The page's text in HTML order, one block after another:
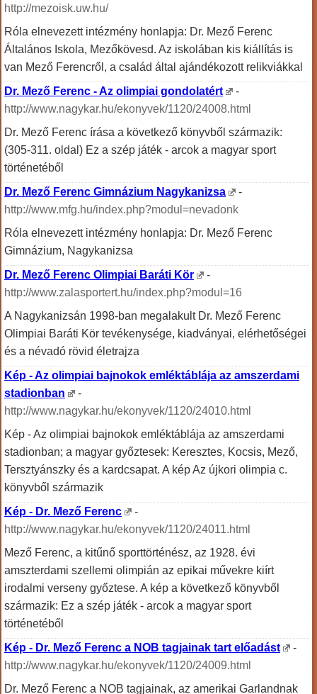
http://mezoisk.uw.hu/
Róla elnevezett intézmény honlapja: Dr. Mező Ferenc
Általános Iskola, Mezőkövesd. Az iskolában kis kiállítás is
van Mező Ferencről, a család által ajándékozott relikviákkal
Dr. Mező Ferenc - Az olimpiai gondolatért
-
http://www.nagykar.hu/ekonyvek/1120/24008.html
Dr. Mező Ferenc írása a következő könyvből származik:
(305-311. oldal) Ez a szép játék - arcok a magyar sport
történetéből
Dr. Mező Ferenc Gimnázium Nagykanizsa
-
http://www.mfg.hu/index.php?modul=nevadonk
Róla elnevezett intézmény honlapja: Dr. Mező Ferenc
Gimnázium, Nagykanizsa
Dr. Mező Ferenc Olimpiai Baráti Kör
-
http://www.zalasportert.hu/index.php?modul=16
A Nagykanizsán 1998-ban megalakult Dr. Mező Ferenc
Olimpiai Baráti Kör tevékenysége, kiadványai, elérhetőségei
és a névadó rövid életrajza
Kép - Az olimpiai bajnokok emléktáblája az amszerdami
stadionban
-
http://www.nagykar.hu/ekonyvek/1120/24010.html
Kép - Az olimpiai bajnokok emléktáblája az amszerdami
stadionban; a magyar győztesek: Keresztes, Kocsis, Mező,
Tersztyánszky és a kardcsapat. A kép Az újkori olimpia c.
könyvből származik
Kép - Dr. Mező Ferenc
-
http://www.nagykar.hu/ekonyvek/1120/24011.html
Mező Ferenc, a kitűnő sporttörténész, az 1928. évi
amszterdami szellemi olimpián az epikai művekre kiírt
irodalmi verseny győztese. A kép a következő könyvből
származik: Ez a szép játék - arcok a magyar sport
történetéből
Kép - Dr. Mező Ferenc a NOB tagjainak tart előadást
-
http://www.nagykar.hu/ekonyvek/1120/24009.html
Dr. Mező Ferenc a NOB tagjainak, az amerikai Garlandnak